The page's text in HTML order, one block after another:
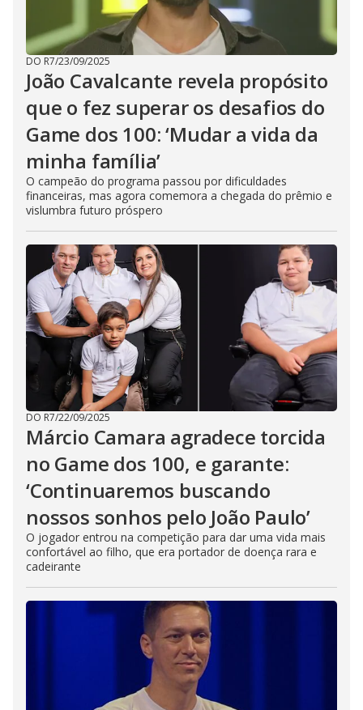
DO R7/23/09/2025
João Cavalcante revela propósito
que o fez superar os desafios do
Game dos 100: ‘Mudar a vida da
minha família’
O campeão do programa passou por dificuldades
financeiras, mas agora comemora a chegada do prêmio e
vislumbra futuro próspero
DO R7/22/09/2025
Márcio Camara agradece torcida
no Game dos 100, e garante:
‘Continuaremos buscando
nossos sonhos pelo João Paulo’
O jogador entrou na competição para dar uma vida mais
confortável ao filho, que era portador de doença rara e
cadeirante